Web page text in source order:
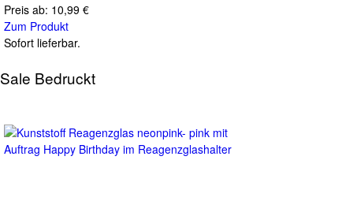
Preis ab: 10,99 €
Zum Produkt
Sofort lieferbar.
Sale Bedruckt